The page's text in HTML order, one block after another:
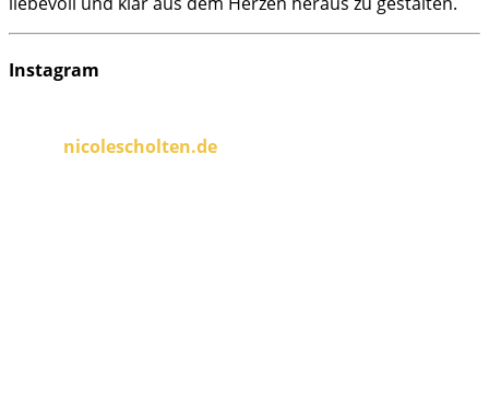
Instagram
nicolescholten.de